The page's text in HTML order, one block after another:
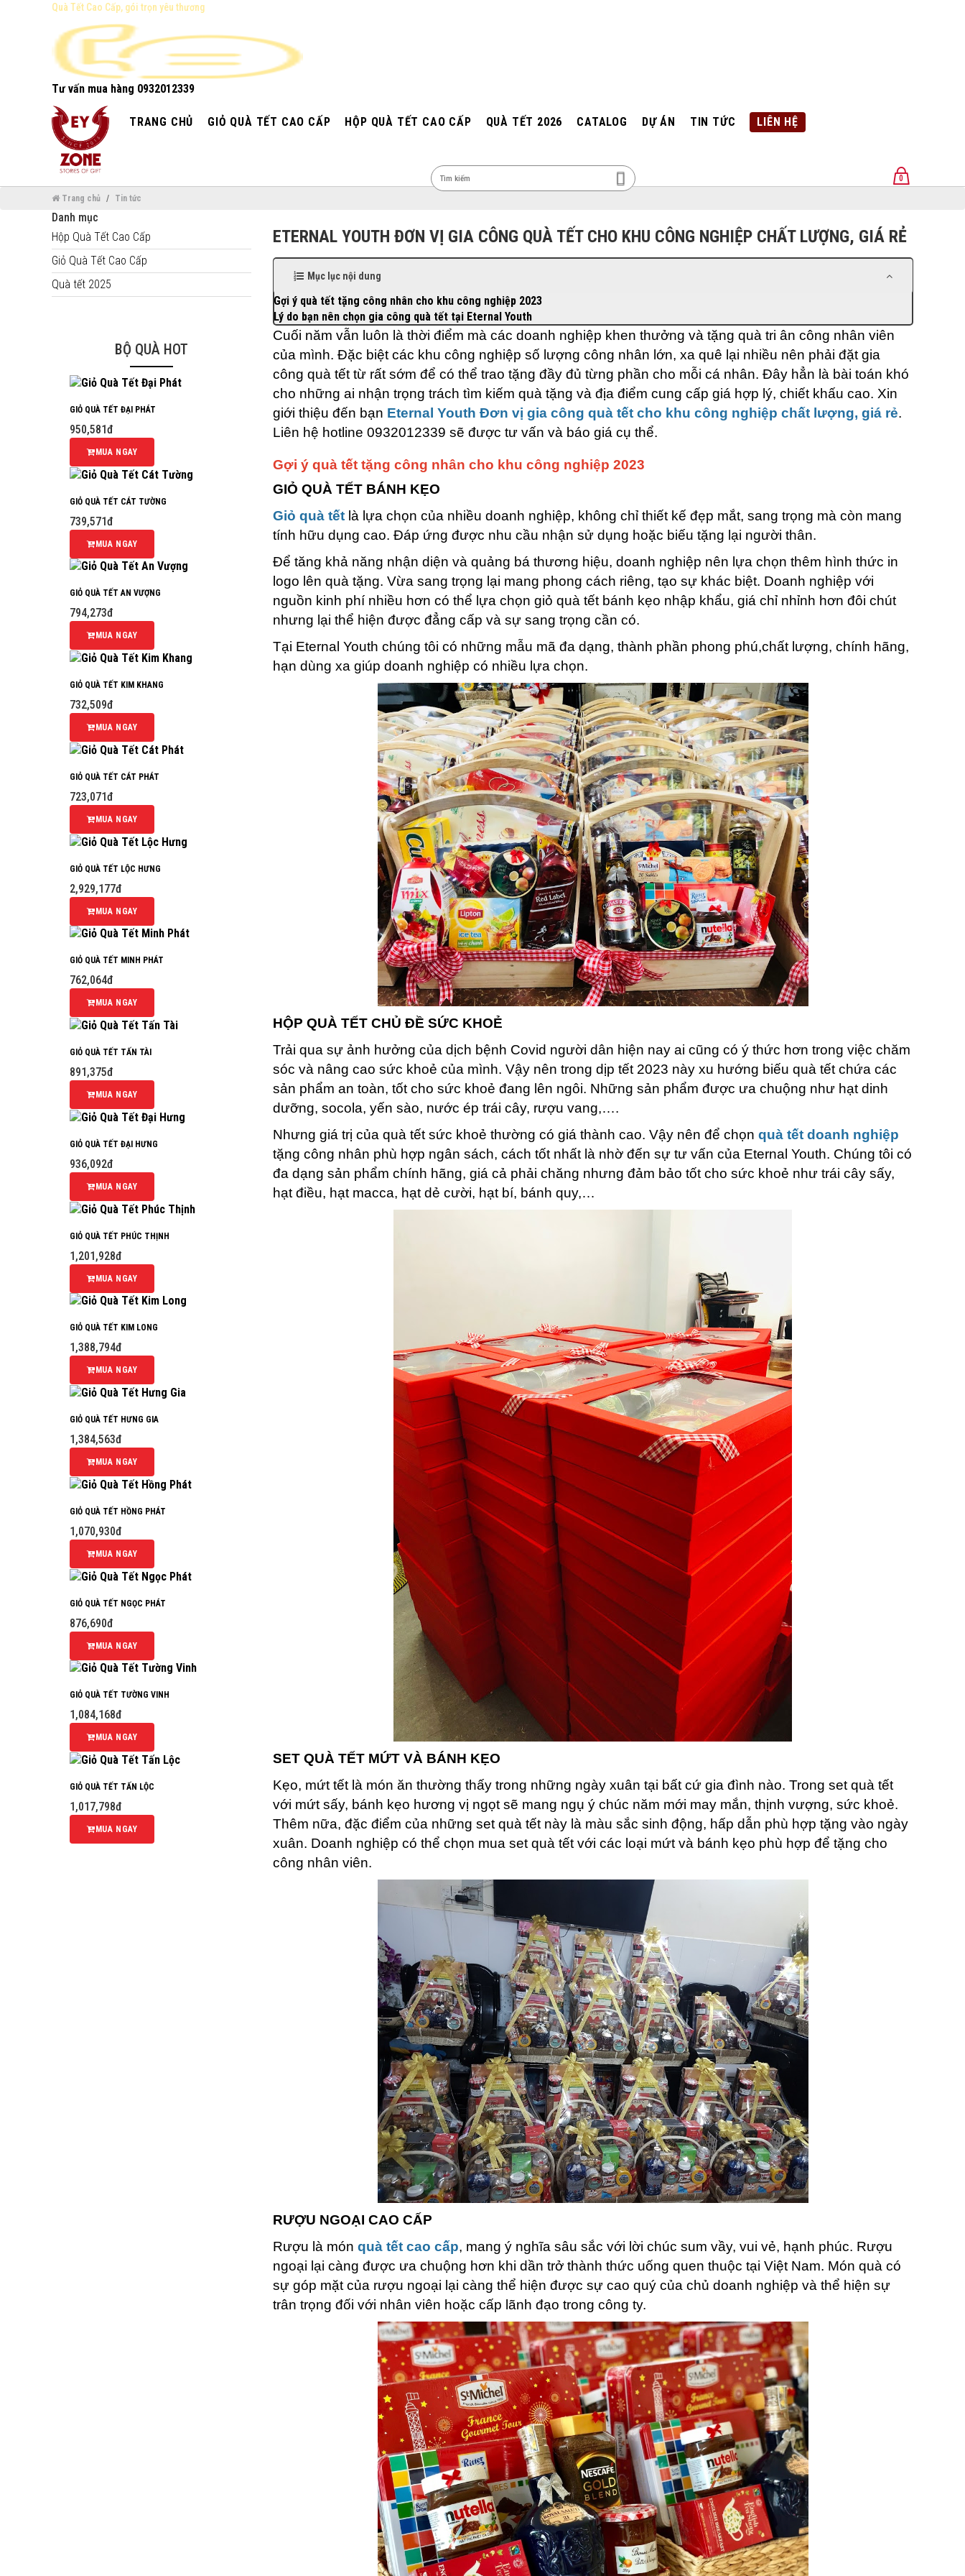
Quà Tết Cao Cấp, gói trọn yêu thương
Tư vấn mua hàng 0932012339
TRANG CHỦ GIỎ QUÀ TẾT CAO CẤP HỘP QUÀ TẾT CAO CẤP QUÀ TẾT 2026 CATALOG DỰ ÁN TIN TỨC LIÊN HỆ
MENU
0
Trang chủ
Tin tức
ETERNAL YOUTH ĐƠN VỊ GIA CÔNG QUÀ TẾT CHO KHU CÔNG NGHIỆP CHẤT LƯỢNG, GIÁ RẺ
Mục lục nội dung
Gợi ý quà tết tặng công nhân cho khu công nghiệp 2023
Lý do bạn nên chọn gia công quà tết tại Eternal Youth
Cuối năm vẫn luôn là thời điểm mà các doanh nghiệp khen thưởng và tặng quà tri ân công nhân viên
của mình. Đặc biệt các khu công nghiệp số lượng công nhân lớn, xa quê lại nhiều nên phải đặt gia
công quà tết từ rất sớm để có thể trao tặng đầy đủ từng phần cho mỗi cá nhân. Đây hẳn là bài toán khó
cho những ai nhận trọng trách tìm kiếm quà tặng và địa điểm cung cấp giá hợp lý, chiết khấu cao. Xin
giới thiệu đến bạn Eternal Youth Đơn vị gia công quà tết cho khu công nghiệp chất lượng, giá rẻ.
Liên hệ hotline 0932012339 sẽ được tư vấn và báo giá cụ thể.
Gợi ý quà tết tặng công nhân cho khu công nghiệp 2023
GIỎ QUÀ TẾT BÁNH KẸO
Giỏ quà tết là lựa chọn của nhiều doanh nghiệp, không chỉ thiết kế đẹp mắt, sang trọng mà còn mang
tính hữu dụng cao. Đáp ứng được nhu cầu nhận sử dụng hoặc biếu tặng lại người thân.
Để tăng khả năng nhận diện và quảng bá thương hiệu, doanh nghiệp nên lựa chọn thêm hình thức in
logo lên quà tặng. Vừa sang trọng lại mang phong cách riêng, tạo sự khác biệt. Doanh nghiệp với
nguồn kinh phí nhiều hơn có thể lựa chọn giỏ quà tết bánh kẹo nhập khẩu, giá chỉ nhỉnh hơn đôi chút
nhưng lại thể hiện được đẳng cấp và sự sang trọng cần có.
Tại Eternal Youth chúng tôi có những mẫu mã đa dạng, thành phần phong phú,chất lượng, chính hãng,
hạn dùng xa giúp doanh nghiệp có nhiều lựa chọn.
HỘP QUÀ TẾT CHỦ ĐỀ SỨC KHOẺ
Trải qua sự ảnh hưởng của dịch bệnh Covid người dân hiện nay ai cũng có ý thức hơn trong việc chăm
sóc và nâng cao sức khoẻ của mình. Vậy nên trong dịp tết 2023 này xu hướng biếu quà tết chứa các
sản phẩm an toàn, tốt cho sức khoẻ đang lên ngôi. Những sản phẩm được ưa chuộng như hạt dinh
dưỡng, socola, yến sào, nước ép trái cây, rượu vang,….
Nhưng giá trị của quà tết sức khoẻ thường có giá thành cao. Vậy nên để chọn quà tết doanh nghiệp
tặng công nhân phù hợp ngân sách, cách tốt nhất là nhờ đến sự tư vấn của Eternal Youth. Chúng tôi có
đa dạng sản phẩm chính hãng, giá cả phải chăng nhưng đảm bảo tốt cho sức khoẻ như trái cây sấy,
hạt điều, hạt macca, hạt dẻ cười, hạt bí, bánh quy,…
SET QUÀ TẾT MỨT VÀ BÁNH KẸO
Kẹo, mứt tết là món ăn thường thấy trong những ngày xuân tại bất cứ gia đình nào. Trong set quà tết
với mứt sấy, bánh kẹo hương vị ngọt sẽ mang ngụ ý chúc năm mới may mắn, thịnh vượng, sức khoẻ.
Thêm nữa, đặc điểm của những set quà tết này là màu sắc sinh động, hấp dẫn phù hợp tặng vào ngày
xuân. Doanh nghiệp có thể chọn mua set quà tết với các loại mứt và bánh kẹo phù hợp để tặng cho
công nhân viên.
RƯỢU NGOẠI CAO CẤP
Rượu là món quà tết cao cấp, mang ý nghĩa sâu sắc với lời chúc sum vầy, vui vẻ, hạnh phúc. Rượu
ngoại lại càng được ưa chuộng hơn khi dần trở thành thức uống quen thuộc tại Việt Nam. Món quà có
sự góp mặt của rượu ngoại lại càng thể hiện được sự cao quý của chủ doanh nghiệp và thể hiện sự
trân trọng đối với nhân viên hoặc cấp lãnh đạo trong công ty.
Danh mục
Hộp Quà Tết Cao Cấp
Giỏ Quà Tết Cao Cấp
Quà tết 2025
BỘ QUÀ HOT
GIỎ QUÀ TẾT ĐẠI PHÁT
950,581đ
MUA NGAY
GIỎ QUÀ TẾT CÁT TƯỜNG
739,571đ
MUA NGAY
GIỎ QUÀ TẾT AN VƯỢNG
794,273đ
MUA NGAY
GIỎ QUÀ TẾT KIM KHANG
732,509đ
MUA NGAY
GIỎ QUÀ TẾT CÁT PHÁT
723,071đ
MUA NGAY
GIỎ QUÀ TẾT LỘC HƯNG
2,929,177đ
MUA NGAY
GIỎ QUÀ TẾT MINH PHÁT
762,064đ
MUA NGAY
GIỎ QUÀ TẾT TẤN TÀI
891,375đ
MUA NGAY
GIỎ QUÀ TẾT ĐẠI HƯNG
936,092đ
MUA NGAY
GIỎ QUÀ TẾT PHÚC THỊNH
1,201,928đ
MUA NGAY
GIỎ QUÀ TẾT KIM LONG
1,388,794đ
MUA NGAY
GIỎ QUÀ TẾT HƯNG GIA
1,384,563đ
MUA NGAY
GIỎ QUÀ TẾT HỒNG PHÁT
1,070,930đ
MUA NGAY
GIỎ QUÀ TẾT NGỌC PHÁT
876,690đ
MUA NGAY
GIỎ QUÀ TẾT TƯỜNG VINH
1,084,168đ
MUA NGAY
GIỎ QUÀ TẾT TẤN LỘC
1,017,798đ
MUA NGAY